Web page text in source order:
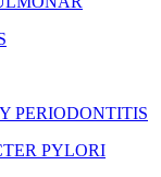
PERIODONTITIS
PYLORI